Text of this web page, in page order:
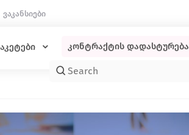
ვაკანსიები
კონტრაქტის დადასტურება